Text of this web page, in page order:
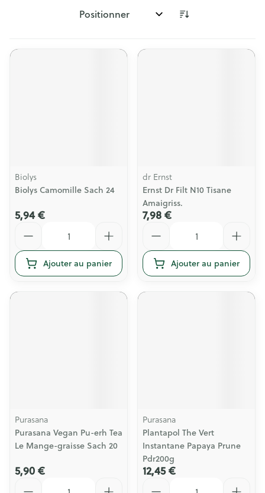
Trier par:
Biolys
Biolys Camomille Sach 24
5,94 €
Ajouter au panier
dr Ernst
Ernst Dr Filt N10 Tisane
Amaigriss.
7,98 €
Ajouter au panier
Purasana
Purasana Vegan Pu-erh Tea
Le Mange-graisse Sach 20
5,90 €
Purasana
Plantapol The Vert
Instantane Papaya Prune
Pdr200g
12,45 €